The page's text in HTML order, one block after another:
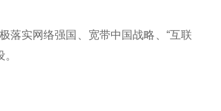
实网络强国、宽带中国战略、“互联